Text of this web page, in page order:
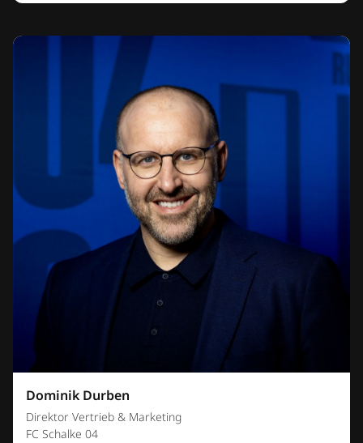
Dominik Durben
Direktor Vertrieb & Marketing
FC Schalke 04